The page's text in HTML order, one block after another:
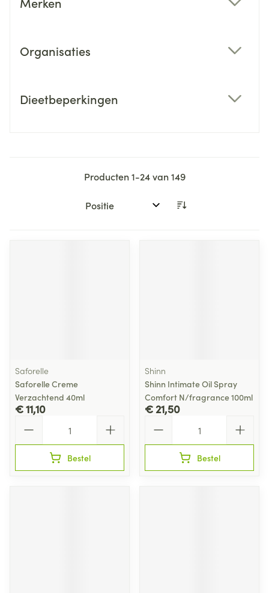
Organisaties
Dieetbeperkingen
Producten1-24van149
Sorteer op:
Saforelle
Saforelle Creme
Verzachtend 40ml
€ 11,10
Bestel
Shinn
Shinn Intimate Oil Spray
Comfort N/fragrance 100ml
€ 21,50
Bestel